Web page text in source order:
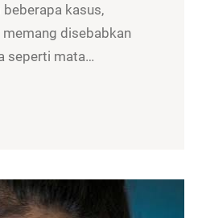
kasus,
disebabkan
seperti mata…